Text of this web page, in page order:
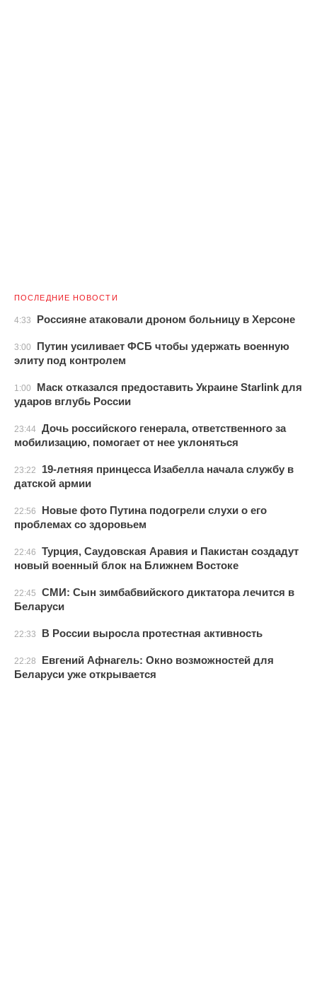
ПОСЛЕДНИЕ НОВОСТИ
4:33 Россияне атаковали дроном больницу в Херсоне
3:00
Путин усиливает ФСБ чтобы удержать военную
элиту под контролем
1:00
Маск отказался предоставить Украине Starlink для
ударов вглубь России
23:44 Дочь российского генерала, ответственного за
мобилизацию, помогает от нее уклоняться
23:22
19-летняя принцесса Изабелла начала службу в
датской армии
22:56
Новые фото Путина подогрели слухи о его
проблемах со здоровьем
22:46
Турция, Саудовская Аравия и Пакистан создадут
новый военный блок на Ближнем Востоке
22:45
СМИ: Сын зимбабвийского диктатора лечится в
Беларуси
22:33 В России выросла протестная активность
22:28
Евгений Афнагель: Окно возможностей для
Беларуси уже открывается